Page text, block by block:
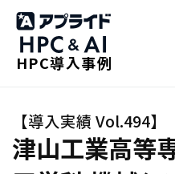
HPC導入事例
津山工業高等